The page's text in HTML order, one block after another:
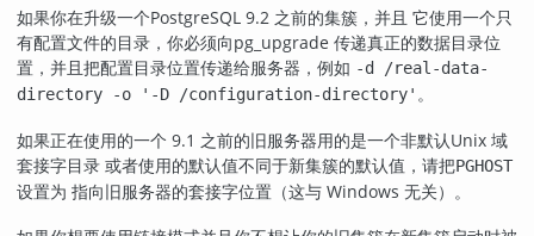
如果你在升级一个PostgreSQL 9.2 之前的集簇，并且 它使用一个只
有配置文件的目录，你必须向pg_upgrade 传递真正的数据目录位
置，并且把配置目录位置传递给服务器，例如 -d /real-data-
directory -o '-D /configuration-directory' 。
如果正在使用的一个 9.1 之前的旧服务器用的是一个非默认Unix 域
套接字目录 或者使用的默认值不同于新集簇的默认值，请把PGHOST
设置为 指向旧服务器的套接字位置（这与 Windows 无关）。